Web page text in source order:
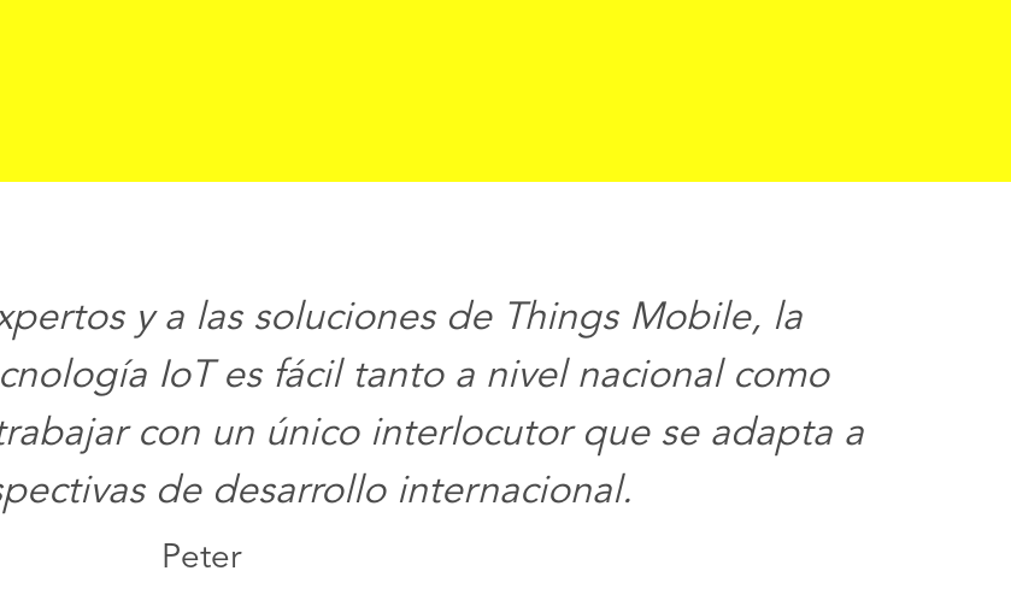
y a las soluciones de Things Mobile, la
IoT es fácil tanto a nivel nacional como
con un único interlocutor que se adapta a
de desarrollo internacional.
Peter